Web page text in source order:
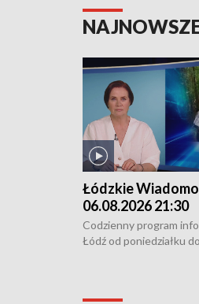
Łódzkie
06.08.2026 21:30
Codzienny program
Łódź od poniedziałku